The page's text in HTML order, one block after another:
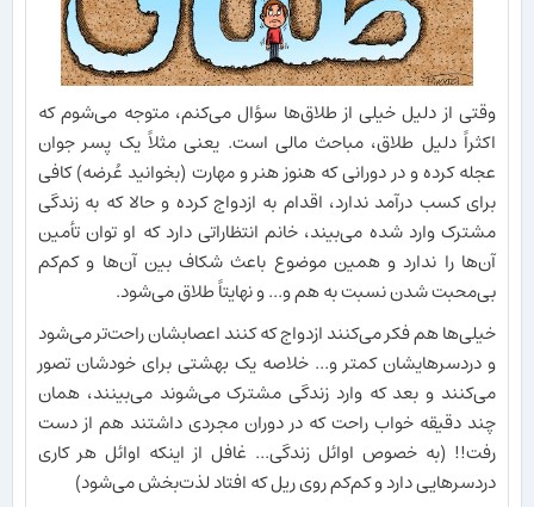
وقتی از دلیل خیلی از طلاق‌ها سؤال می‌کنم، متوجه می‌شوم که
اکثراً دلیل طلاق، مباحث مالی است. یعنی مثلاً یک پسر جوان
عجله کرده و در دورانی که هنوز هنر و مهارت (بخوانید عُرضه) کافی
برای کسب درآمد ندارد، اقدام به ازدواج کرده و حالا که به زندگی
مشترک وارد شده می‌بیند، خانم انتظاراتی دارد که او توان تأمین
آن‌ها را ندارد و همین موضوع باعث شکاف بین آن‌ها و کم‌کم
بی‌محبت شدن نسبت به هم و... و نهایتاً طلاق می‌شود.
خیلی‌ها هم فکر می‌کنند ازدواج که کنند اعصابشان راحت‌تر می‌شود
و دردسرهایشان کمتر و... خلاصه یک بهشتی برای خودشان تصور
می‌کنند و بعد که وارد زندگی مشترک می‌شوند می‌بینند، همان
چند دقیقه خواب راحت که در دوران مجردی داشتند هم از دست
رفت!! (به خصوص اوائل زندگی... غافل از اینکه اوائل هر کاری
دردسرهایی دارد و کم‌کم روی ریل که افتاد لذت‌بخش می‌شود)